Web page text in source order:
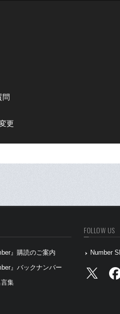
問
更
』購読のご案内
』バックナンバー
集
FOLLOW US
Number